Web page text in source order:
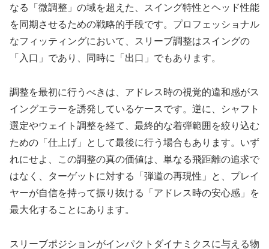
なる「微調整」の域を超えた、スイング特性とヘッド性能
を同期させるための戦略的手段です。プロフェッショナル
なフィッティングにおいて、スリーブ調整はスイングの
「入口」であり、同時に「出口」でもあります。
調整を最初に行うべきは、アドレス時の視覚的違和感がス
イングエラーを誘発しているケースです。逆に、シャフト
選定やウェイト調整を経て、最終的な着弾範囲を絞り込む
ための「仕上げ」として最後に行う場合もあります。いず
れにせよ、この調整の真の価値は、単なる飛距離の追求で
はなく、ターゲットに対する「弾道の再現性」と、プレイ
ヤーが自信を持って振り抜ける「アドレス時の安心感」を
最大化することにあります。
スリーブポジションがインパクトダイナミクスに与える物